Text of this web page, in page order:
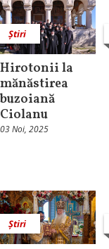
Știri
Hirotonii la
mănăstirea
buzoiană
Ciolanu
03 Noi, 2025
Știri